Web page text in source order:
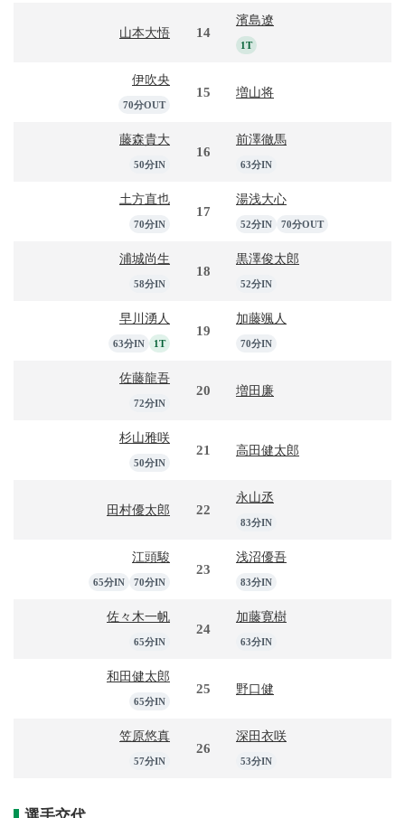
山本大悟 14
濱島遼
1T
伊吹央
70分OUT
15 増山将
藤森貴大
50分IN
16
前澤徹馬
63分IN
土方直也
70分IN
17
湯浅大心
52分IN 70分OUT
浦城尚生
58分IN
18
黒澤俊太郎
52分IN
早川湧人
63分IN 1T
19
加藤颯人
70分IN
佐藤龍吾
72分IN
20 増田廉
杉山雅咲
50分IN
21 高田健太郎
田村優太郎 22
永山丞
83分IN
江頭駿
65分IN 70分IN
23
浅沼優吾
83分IN
佐々木一帆
65分IN
24
加藤寛樹
63分IN
和田健太郎
65分IN
25 野口健
笠原悠真
57分IN
26
深田衣咲
53分IN